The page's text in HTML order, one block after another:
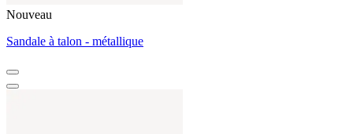
Nouveau
Sandale à talon - métallique